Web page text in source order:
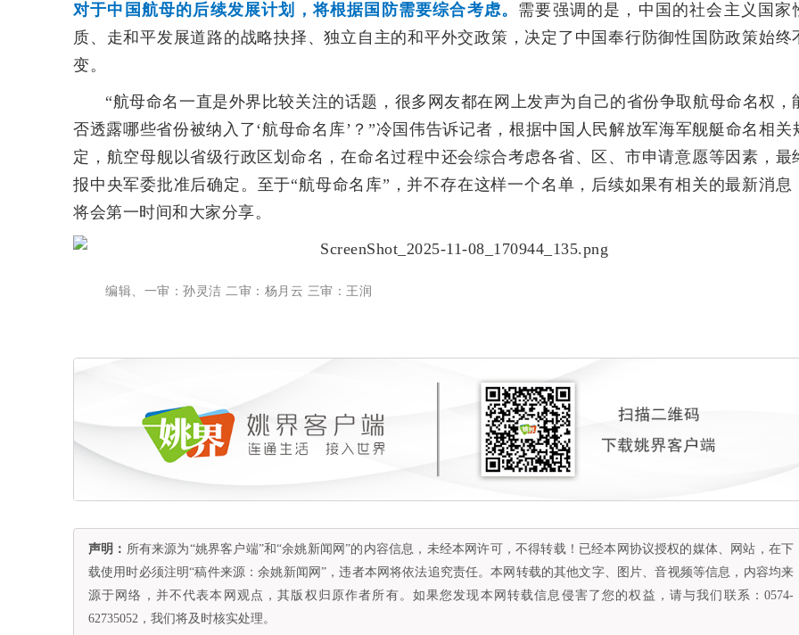
对于中国航母的后续发展计划，将根据国防需要综合考虑。 需要强调的是，中国的社会主义国家
质、走和平发展道路的战略抉择、独立自主的和平外交政策，决定了中国奉行防御性国防政策始终
变。
“航母命名一直是外界比较关注的话题，很多网友都在网上发声为自己的省份争取航母命名权，
否透露哪些省份被纳入了‘航母命名库’？”冷国伟告诉记者，根据中国人民解放军海军舰艇命名相关
定，航空母舰以省级行政区划命名，在命名过程中还会综合考虑各省、区、市申请意愿等因素，最
报中央军委批准后确定。至于“航母命名库”，并不存在这样一个名单，后续如果有相关的最新消息
将会第一时间和大家分享。
编辑、一审：孙灵洁 二审：杨月云 三审：王润
声明： 所有来源为“姚界客户端”和“余姚新闻网”的内容信息，未经本网许可，不得转载！已经本网协议授权的媒体、网站，在下
载使用时必须注明“稿件来源：余姚新闻网”，违者本网将依法追究责任。本网转载的其他文字、图片、音视频等信息，内容均来
源于网络，并不代表本网观点，其版权归原作者所有。如果您发现本网转载信息侵害了您的权益，请与我们联系：0574-
62735052，我们将及时核实处理。